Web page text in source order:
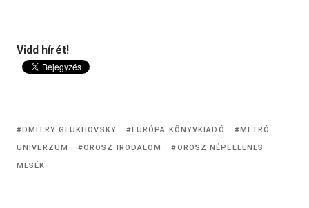
Vidd hírét!
DMITRY GLUKHOVSKY EURÓPA KÖNYVKIADÓ
METRÓ
UNIVERZUM
OROSZ IRODALOM
OROSZ NÉPELLENES
MESÉK